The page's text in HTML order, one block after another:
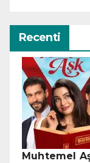
Recenti
Muhtemel